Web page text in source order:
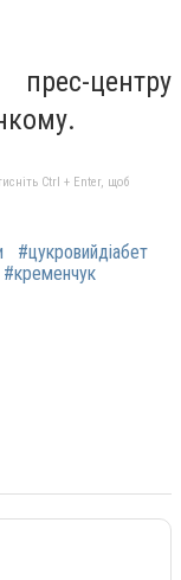
центру
Ctrl + Enter, щоб
#цукровийдіабет
#кременчук